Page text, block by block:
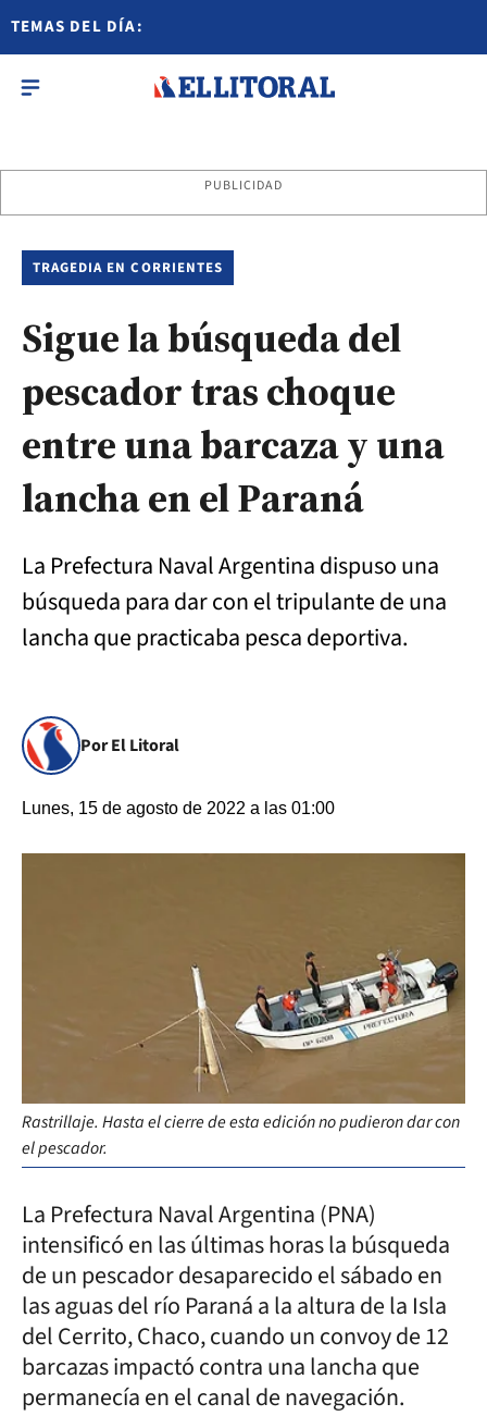
TEMAS DEL DÍA:
PUBLICIDAD
TRAGEDIA EN CORRIENTES
Sigue la búsqueda del
pescador tras choque
entre una barcaza y una
lancha en el Paraná
La Prefectura Naval Argentina dispuso una
búsqueda para dar con el tripulante de una
lancha que practicaba pesca deportiva.
Por El Litoral
Lunes, 15 de agosto de 2022 a las 01:00
Rastrillaje. Hasta el cierre de esta edición no pudieron dar con
el pescador.
La Prefectura Naval Argentina (PNA)
intensificó en las últimas horas la búsqueda
de un pescador desaparecido el sábado en
las aguas del río Paraná a la altura de la Isla
del Cerrito, Chaco, cuando un convoy de 12
barcazas impactó contra una lancha que
permanecía en el canal de navegación.